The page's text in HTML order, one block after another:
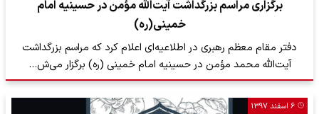
برگزاری مراسم بزرگداشت آیت‌الله مؤمن در حسینیه امام
خمینی(ره)
دفتر مقام معظم رهبری در اطلاعیه‌ای اعلام کرد که مراسم بزرگداشت
آیت‌الله محمد مؤمن در حسینیه امام خمینی (ره) برگزار می‌ش…
۶ اسفند ۱۳۹۷